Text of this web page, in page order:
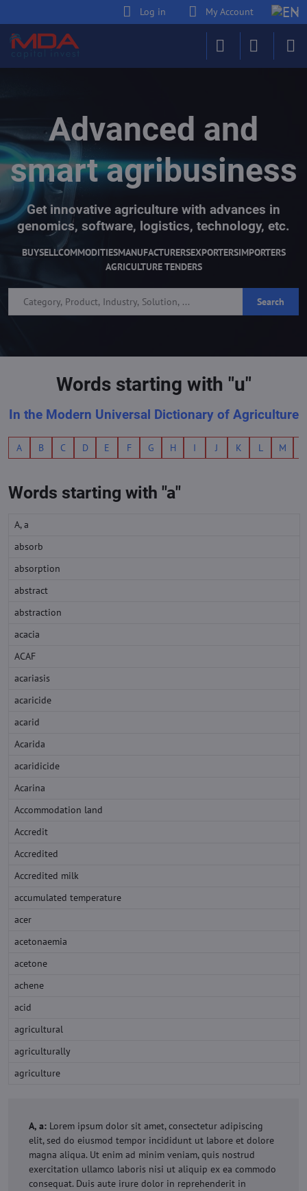
Log in My Account
Advanced and
smart agribusiness
Get innovative agriculture with advances in
genomics, software, logistics, technology, etc.
BUYSELLCOMMODITIESMANUFACTURERSEXPORTERSIMPORTERS
AGRICULTURE TENDERS
Search
Words starting with "u"
In the Modern Universal Dictionary of Agriculture
A B C D E F G H I J K L M
Words starting with "a"
A, a
absorb
absorption
abstract
abstraction
acacia
ACAF
acariasis
acaricide
acarid
Acarida
acaridicide
Acarina
Accommodation land
Accredit
Accredited
Accredited milk
accumulated temperature
acer
acetonaemia
acetone
achene
acid
agricultural
agriculturally
agriculture
A, a: Lorem ipsum dolor sit amet, consectetur adipiscing
elit, sed do eiusmod tempor incididunt ut labore et dolore
magna aliqua. Ut enim ad minim veniam, quis nostrud
exercitation ullamco laboris nisi ut aliquip ex ea commodo
consequat. Duis aute irure dolor in reprehenderit in